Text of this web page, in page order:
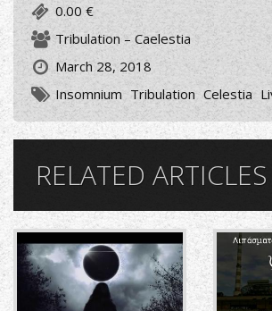
0.00 €
Tribulation – Caelestia
March 28, 2018
Insomnium Tribulation Celestia
RELATED ARTICLES